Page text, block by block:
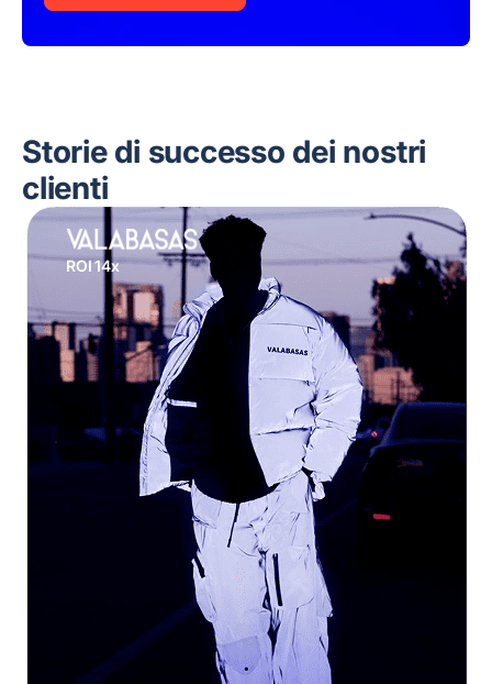
Storie di successo dei nostri
clienti
ROI 14x